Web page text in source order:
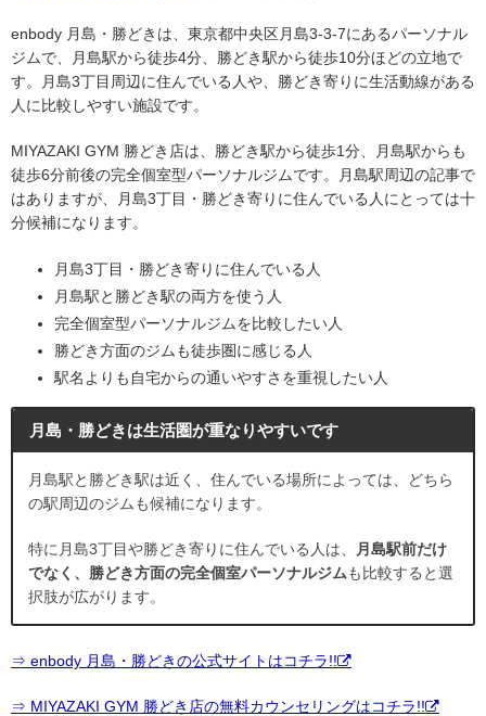
enbody 月島・勝どきは、東京都中央区月島3-3-7にあるパーソナル
ジムで、月島駅から徒歩4分、勝どき駅から徒歩10分ほどの立地で
す。月島3丁目周辺に住んでいる人や、勝どき寄りに生活動線がある
人に比較しやすい施設です。
MIYAZAKI GYM 勝どき店は、勝どき駅から徒歩1分、月島駅からも
徒歩6分前後の完全個室型パーソナルジムです。月島駅周辺の記事で
はありますが、月島3丁目・勝どき寄りに住んでいる人にとっては十
分候補になります。
月島3丁目・勝どき寄りに住んでいる人
月島駅と勝どき駅の両方を使う人
完全個室型パーソナルジムを比較したい人
勝どき方面のジムも徒歩圏に感じる人
駅名よりも自宅からの通いやすさを重視したい人
月島・勝どきは生活圏が重なりやすいです
月島駅と勝どき駅は近く、住んでいる場所によっては、どちら
の駅周辺のジムも候補になります。
特に月島3丁目や勝どき寄りに住んでいる人は、
月島駅前だけ
でなく、勝どき方面の完全個室パーソナルジムも比較すると選
択肢が広がります。
⇒ enbody 月島・勝どきの公式サイトはコチラ!!
⇒ MIYAZAKI GYM 勝どき店の無料カウンセリングはコチラ!!